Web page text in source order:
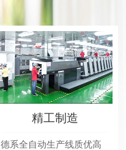
精工制造
德系全自动生产线质优高